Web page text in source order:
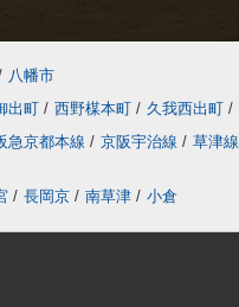
八幡市
出町 / 西野楳本町 / 久我西出町 /
急京都本線 / 京阪宇治線 / 草津線
/ 長岡京 / 南草津 / 小倉